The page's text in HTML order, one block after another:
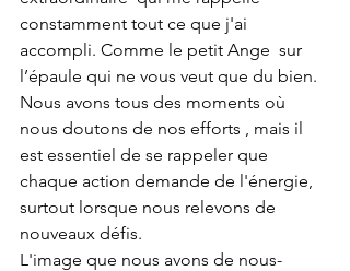
constamment tout ce que j'ai
accompli. Comme le petit Ange  sur
l’épaule qui ne vous veut que du bien.
Nous avons tous des moments où
nous doutons de nos efforts , mais il
est essentiel de se rappeler que
chaque action demande de l'énergie,
surtout lorsque nous relevons de
nouveaux défis.
L'image que nous avons de nous-